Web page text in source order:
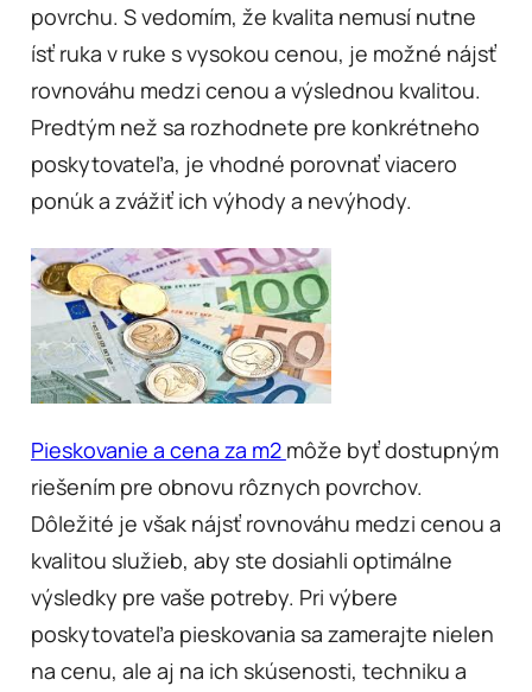
povrchu. S vedomím, že kvalita nemusí nutne
ísť ruka v ruke s vysokou cenou, je možné nájsť
rovnováhu medzi cenou a výslednou kvalitou.
Predtým než sa rozhodnete pre konkrétneho
poskytovateľa, je vhodné porovnať viacero
ponúk a zvážiť ich výhody a nevýhody.
Pieskovanie a cena za m2 môže byť dostupným
riešením pre obnovu rôznych povrchov.
Dôležité je však nájsť rovnováhu medzi cenou a
kvalitou služieb, aby ste dosiahli optimálne
výsledky pre vaše potreby. Pri výbere
poskytovateľa pieskovania sa zamerajte nielen
na cenu, ale aj na ich skúsenosti, techniku a